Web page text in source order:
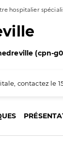
hospitalier
(cpn-
contactez le